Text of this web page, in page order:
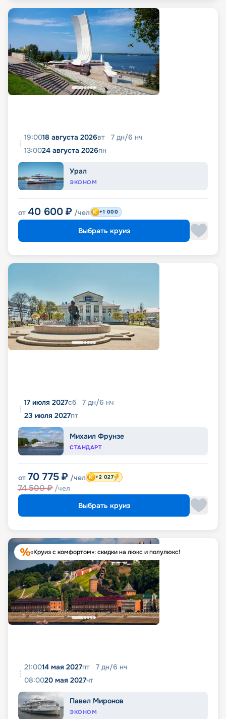
19:0018 августа 2026вт 7 дн/6 нч
13:0024 августа 2026пн
Урал
ЭКОНОМ
от 40 600 ₽ /чел +1 000
Выбрать круиз
17 июля 2027сб 7 дн/6 нч
23 июля 2027пт
Михаил Фрунзе
СТАНДАРТ
от 70 775 ₽ /чел
74 500₽ /чел
+2 027
Выбрать круиз
«Круиз с комфортом»: скидки на люкс и полулюкс!
21:0014 мая 2027пт 7 дн/6 нч
08:0020 мая 2027чт
Павел Миронов
ЭКОНОМ